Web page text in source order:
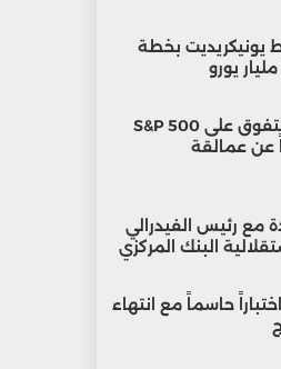
بخطة
الأسهم الأمريكية الصغيرة تتفوق على S&P 500
عن عمالقة
مع رئيس الفيدرالي
البنك المركزي
حاسماً مع انتهاء